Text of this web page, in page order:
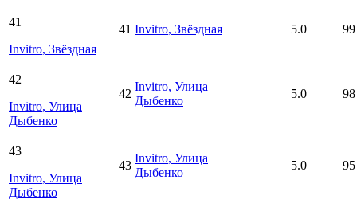
41
Invitro, Звёздная
41 Invitro, Звёздная 5.0 99
42
Invitro, Улица
Дыбенко
42
Invitro, Улица
Дыбенко
5.0 98
43
Invitro, Улица
Дыбенко
43
Invitro, Улица
Дыбенко
5.0 95